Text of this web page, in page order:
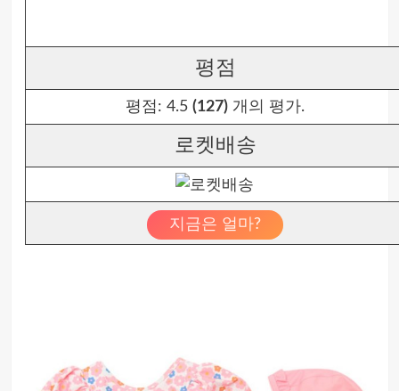
평점
평점: 4.5 (127)개의 평가.
로켓배송
지금은 얼마?